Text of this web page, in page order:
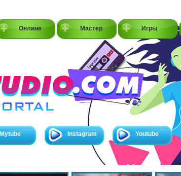
Онлине Мастер Игры
Mytube Instagram Youtube